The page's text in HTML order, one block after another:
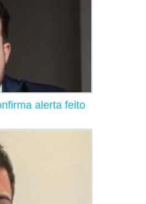
alerta feito